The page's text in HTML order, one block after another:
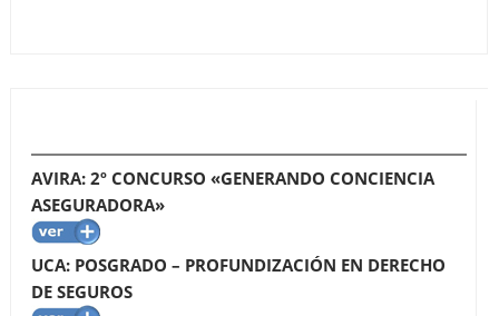
AVIRA: 2º CONCURSO «GENERANDO CONCIENCIA
ASEGURADORA»
UCA: POSGRADO – PROFUNDIZACIÓN EN DERECHO
DE SEGUROS